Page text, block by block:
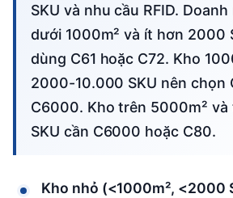
SKU và nhu cầu RFID.
dưới 1000m² và ít hơn 2000
dùng C61 hoặc C72. Kho
2000-10.000 SKU nên chọn
C6000. Kho trên 5000m²
SKU cần C6000 hoặc C80.
Kho nhỏ (<1000m², <2000